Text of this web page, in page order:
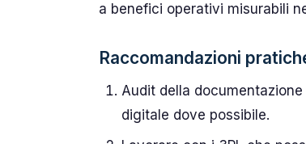
a benefici operativi misurabili
Raccomandazioni
Audit della
digitale dove possibile.